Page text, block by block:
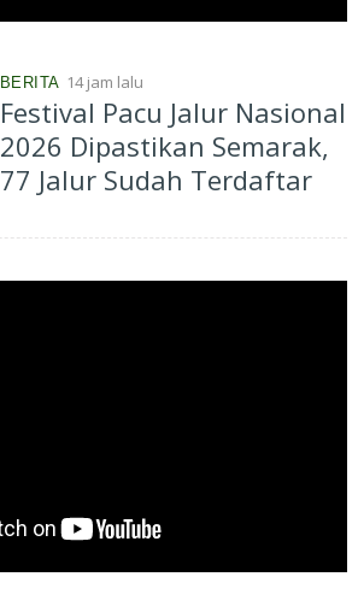
BERITA 14 jam lalu
Festival Pacu Jalur Nasional
2026 Dipastikan Semarak,
77 Jalur Sudah Terdaftar